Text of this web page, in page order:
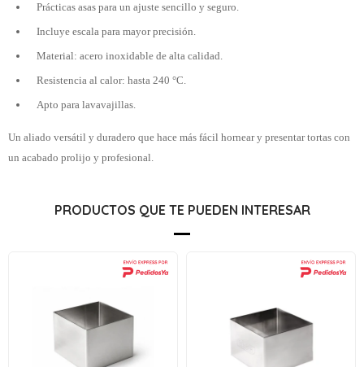
Prácticas asas para un ajuste sencillo y seguro.
Incluye escala para mayor precisión.
Material: acero inoxidable de alta calidad.
Resistencia al calor: hasta 240 °C.
Apto para lavavajillas.
Un aliado versátil y duradero que hace más fácil hornear y presentar tortas con
un acabado prolijo y profesional.
PRODUCTOS QUE TE PUEDEN INTERESAR